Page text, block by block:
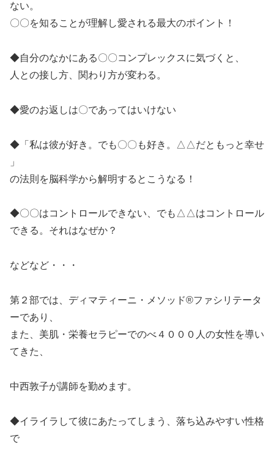
ない。
〇〇を知ることが理解し愛される最大のポイント！
◆自分のなかにある〇〇コンプレックスに気づくと、
人との接し方、関わり方が変わる。
◆愛のお返しは〇であってはいけない
◆「私は彼が好き。でも〇〇も好き。△△だともっと幸せ
」
の法則を脳科学から解明するとこうなる！
◆〇〇はコントロールできない、でも△△はコントロール
できる。それはなぜか？
などなど・・・
第２部では、ディマティーニ・メソッド®ファシリテータ
ーであり、
また、美肌・栄養セラピーでのべ４０００人の女性を導い
てきた、
中西敦子が講師を勤めます。
◆イライラして彼にあたってしまう、落ち込みやすい性格
で